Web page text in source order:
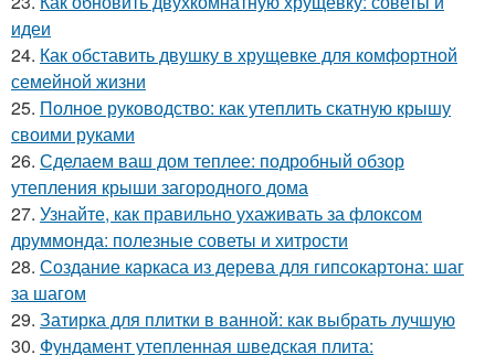
идеи
24. Как обставить двушку в хрущевке для комфортной
семейной жизни
25. Полное руководство: как утеплить скатную крышу
своими руками
26. Сделаем ваш дом теплее: подробный обзор
утепления крыши загородного дома
27. Узнайте, как правильно ухаживать за флоксом
друммонда: полезные советы и хитрости
28. Создание каркаса из дерева для гипсокартона: шаг
за шагом
29. Затирка для плитки в ванной: как выбрать лучшую
30. Фундамент утепленная шведская плита: